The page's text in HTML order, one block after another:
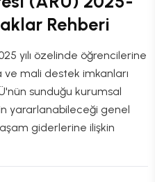
Rehberi
yılı özelinde öğrencilerine
mali destek imkanları
sunduğu kurumsal
yararlanabileceği genel
giderlerine ilişkin